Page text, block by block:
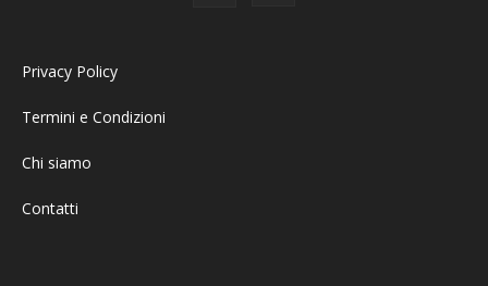
Privacy Policy
Termini e Condizioni
Chi siamo
Contatti